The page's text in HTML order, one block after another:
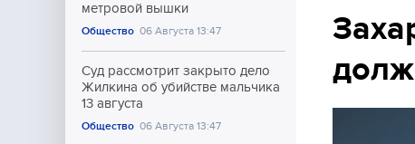
Общество
Культура
метровой вышки
Общество 06 Августа 13:47
Суд рассмотрит закрыто дело
Жилкина об убийстве мальчика
13 августа
Общество 06 Августа 13:47